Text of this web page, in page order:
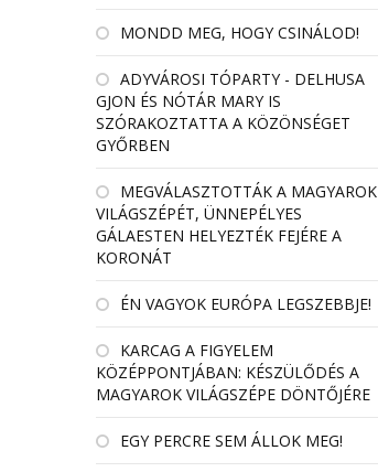
MONDD MEG, HOGY CSINÁLOD!
ADYVÁROSI TÓPARTY - DELHUSA
GJON ÉS NÓTÁR MARY IS
SZÓRAKOZTATTA A KÖZÖNSÉGET
GYŐRBEN
MEGVÁLASZTOTTÁK A MAGYAROK
VILÁGSZÉPÉT, ÜNNEPÉLYES
GÁLAESTEN HELYEZTÉK FEJÉRE A
KORONÁT
ÉN VAGYOK EURÓPA LEGSZEBBJE!
KARCAG A FIGYELEM
KÖZÉPPONTJÁBAN: KÉSZÜLŐDÉS A
MAGYAROK VILÁGSZÉPE DÖNTŐJÉRE
EGY PERCRE SEM ÁLLOK MEG!